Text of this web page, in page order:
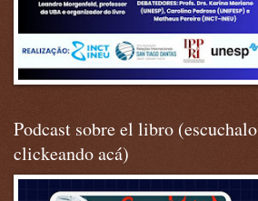
Podcast sobre el libro (escuchalo
clickeando acá)